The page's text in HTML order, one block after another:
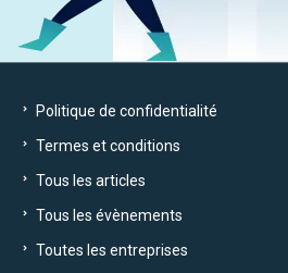
Politique de confidentialité
Termes et conditions
Tous les articles
Tous les évènements
Toutes les entreprises